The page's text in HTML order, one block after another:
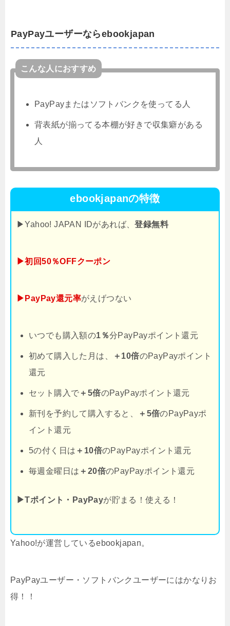
PayPayユーザーならebookjapan
こんな人におすすめ
PayPayまたはソフトバンクを使ってる人
背表紙が揃ってる本棚が好きで収集癖がある
人
ebookjapanの特徴
▶Yahoo! JAPAN IDがあれば、登録無料
▶初回50％OFFクーポン
▶PayPay還元率がえげつない
いつでも購入額の1％分PayPayポイント還元
初めて購入した月は、 ＋10倍のPayPayポイント
還元
セット購入で ＋5倍のPayPayポイント還元
新刊を予約して購入すると、 ＋5倍のPayPayポ
イント還元
5の付く日は ＋10倍のPayPayポイント還元
毎週金曜日は ＋20倍のPayPayポイント還元
▶Tポイント・PayPayが貯まる！使える！
Yahoo!が運営しているebookjapan。
PayPayユーザー・ソフトバンクユーザーにはかなりお
得！！